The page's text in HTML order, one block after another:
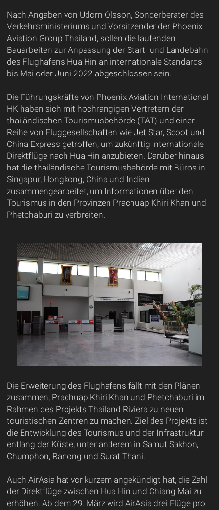
Nach Angaben von Udorn Olsson, Sonderberater des
Verkehrsministeriums und Vorsitzender der Phoenix
Aviation Group Thailand, sollen die laufenden
Bauarbeiten zur Anpassung der Start- und Landebahn
des Flughafens Hua Hin an internationale Standards
bis Mai oder Juni 2022 abgeschlossen sein.
Die Führungskräfte von Phoenix Aviation International
HK haben sich mit hochrangigen Vertretern der
thailändischen Tourismusbehörde (TAT) und einer
Reihe von Fluggesellschaften wie Jet Star, Scoot und
China Express getroffen, um zukünftig internationale
Direktflüge nach Hua Hin anzubieten. Darüber hinaus
hat die thailändische Tourismusbehörde mit Büros in
Singapur, Hongkong, China und Indien
zusammengearbeitet, um Informationen über den
Tourismus in den Provinzen Prachuap Khiri Khan und
Phetchaburi zu verbreiten.
Die Erweiterung des Flughafens fällt mit den Plänen
zusammen, Prachuap Khiri Khan und Phetchaburi im
Rahmen des Projekts Thailand Riviera zu neuen
touristischen Zentren zu machen. Ziel des Projekts ist
die Entwicklung des Tourismus und der Infrastruktur
entlang der Küste, unter anderem in Samut Sakhon,
Chumphon, Ranong und Surat Thani.
Auch AirAsia hat vor kurzem angekündigt hat, die Zahl
der Direktflüge zwischen Hua Hin und Chiang Mai zu
erhöhen. Ab dem 29. März wird AirAsia drei Flüge pro